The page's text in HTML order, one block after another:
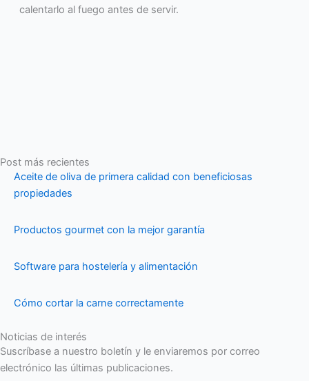
calentarlo al fuego antes de servir.
Post más recientes
Aceite de oliva de primera calidad con beneficiosas
propiedades
Productos gourmet con la mejor garantía
Software para hostelería y alimentación
Cómo cortar la carne correctamente
Noticias de interés
Suscríbase a nuestro boletín y le enviaremos por correo
electrónico las últimas publicaciones.